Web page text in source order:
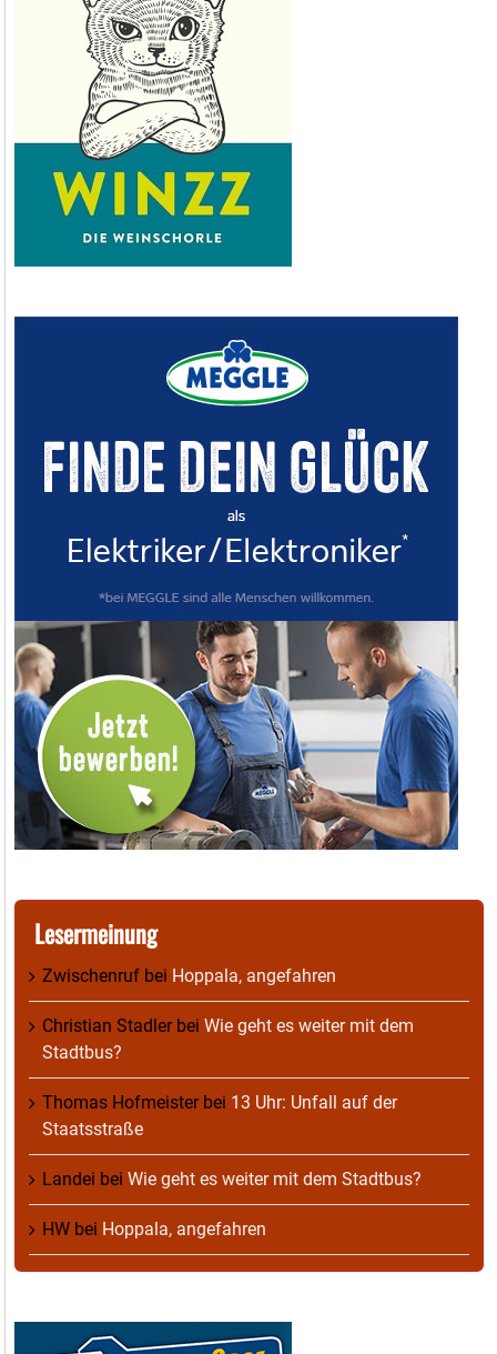
Lesermeinung
Zwischenruf bei Hoppala, angefahren
Christian Stadlerbei Wie geht es weiter mit dem
Stadtbus?
Thomas Hofmeisterbei 13 Uhr: Unfall auf der
Staatsstraße
Landei bei Wie geht es weiter mit dem Stadtbus?
HW bei Hoppala, angefahren